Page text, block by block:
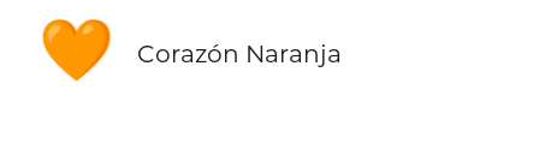
🧡 Corazón Naranja